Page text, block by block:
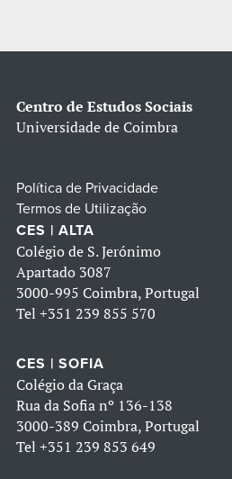
Centro de Estudos Sociais
Universidade de Coimbra
Política de Privacidade
Termos de Utilização
CES | ALTA
Colégio de S. Jerónimo
Apartado 3087
3000-995 Coimbra, Portugal
Tel +351 239 855 570
CES | SOFIA
Colégio da Graça
Rua da Sofia nº 136-138
3000-389 Coimbra, Portugal
Tel +351 239 853 649